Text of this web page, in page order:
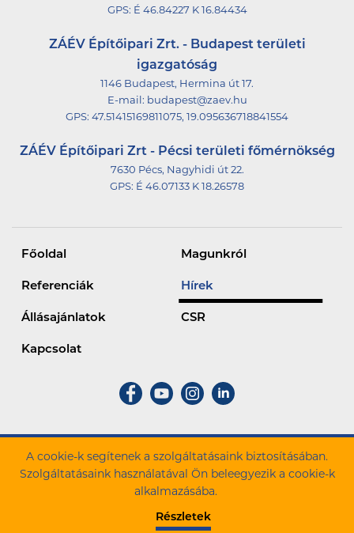
A cookie-k segítenek a szolgáltatásaink biztosításában.
Szolgáltatásaink használatával Ön beleegyezik a cookie-k
alkalmazásába.
Részletek
GPS: É 46.84227 K 16.84434
ZÁÉV Építőipari Zrt. - Budapest területi
igazgatóság
1146 Budapest, Hermina út 17.
E-mail: budapest@zaev.hu
GPS: 47.51415169811075, 19.095636718841554
ZÁÉV Építőipari Zrt - Pécsi területi főmérnökség
7630 Pécs, Nagyhidi út 22.
GPS: É 46.07133 K 18.26578
Főoldal Magunkról
Referenciák Hírek
Állásajánlatok CSR
Kapcsolat
ZÁÉV Építőipari Zrt. Minden jog fenntartva.
Panasz bejelentés
Cégadatok